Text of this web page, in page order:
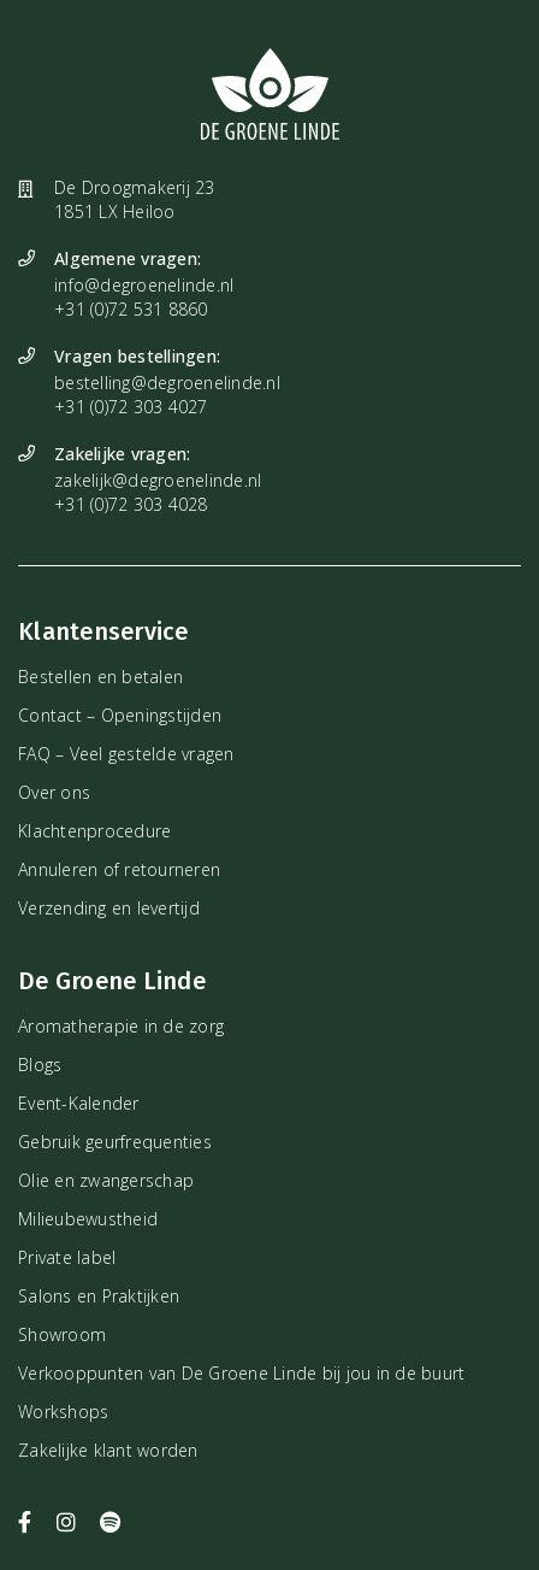
De Droogmakerij 23
1851 LX Heiloo
Algemene vragen:
info@degroenelinde.nl
+31 (0)72 531 8860
Vragen bestellingen:
bestelling@degroenelinde.nl
+31 (0)72 303 4027
Zakelijke vragen:
zakelijk@degroenelinde.nl
+31 (0)72 303 4028
Klantenservice
Bestellen en betalen
Contact – Openingstijden
FAQ – Veel gestelde vragen
Over ons
Klachtenprocedure
Annuleren of retourneren
Verzending en levertijd
De Groene Linde
Aromatherapie in de zorg
Blogs
Event-Kalender
Gebruik geurfrequenties
Olie en zwangerschap
Milieubewustheid
Private label
Salons en Praktijken
Showroom
Verkooppunten van De Groene Linde bij jou in de buurt
Workshops
Zakelijke klant worden